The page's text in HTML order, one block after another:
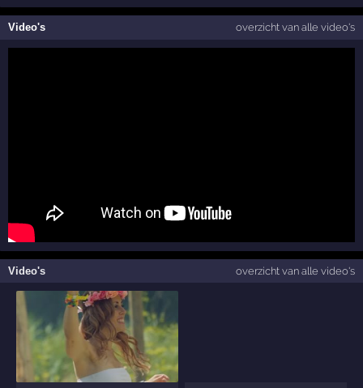
Video's overzicht van alle video's
Video's overzicht van alle video's